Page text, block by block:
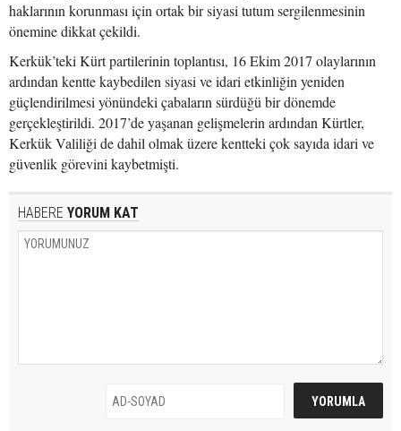
haklarının korunması için ortak bir siyasi tutum sergilenmesinin
önemine dikkat çekildi.
Kerkük’teki Kürt partilerinin toplantısı, 16 Ekim 2017 olaylarının
ardından kentte kaybedilen siyasi ve idari etkinliğin yeniden
güçlendirilmesi yönündeki çabaların sürdüğü bir dönemde
gerçekleştirildi. 2017’de yaşanan gelişmelerin ardından Kürtler,
Kerkük Valiliği de dahil olmak üzere kentteki çok sayıda idari ve
güvenlik görevini kaybetmişti.
HABERE YORUM KAT